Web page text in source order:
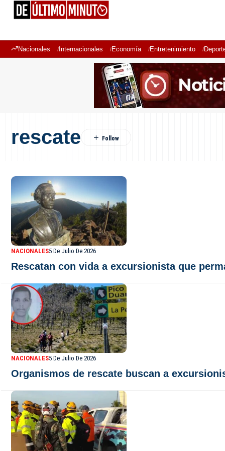
Nacionales Internacionales Economía Entretenimiento
rescate
NACIONALES5 De Julio De 2026
Rescatan con vida a excursionista que
NACIONALES5 De Julio De 2026
Organismos de rescate buscan a